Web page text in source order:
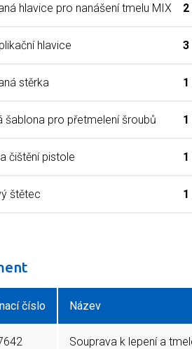
hlavice pro nanášení tmelu MIX 2
hlavice 3
stěrka 1
šablona pro přetmelení šroubů 1
čištění pistole 1
štětec 1
číslo Název
Souprava k lepení a